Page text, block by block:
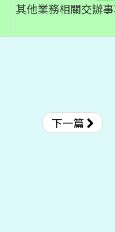
其他業務相關交辦
下一篇